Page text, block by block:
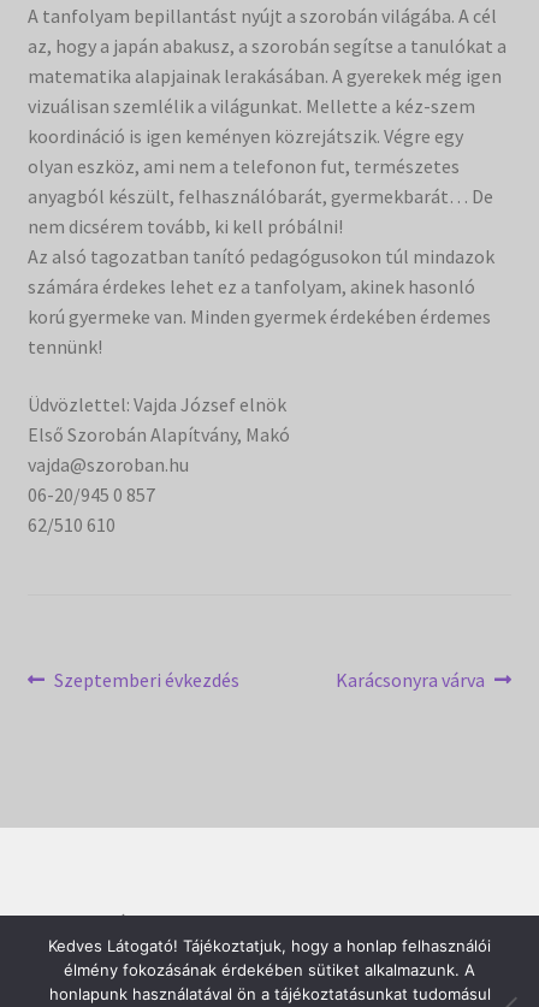
Vásár
A tanfolyam bepillantást nyújt a szorobán világába. A cél
az, hogy a japán abakusz, a szorobán segítse a tanulókat a
matematika alapjainak lerakásában. A gyerekek még igen
vizuálisan szemlélik a világunkat. Mellette a kéz-szem
koordináció is igen keményen közrejátszik. Végre egy
olyan eszköz, ami nem a telefonon fut, természetes
anyagból készült, felhasználóbarát, gyermekbarát… De
nem dicsérem tovább, ki kell próbálni!
Az alsó tagozatban tanító pedagógusokon túl mindazok
számára érdekes lehet ez a tanfolyam, akinek hasonló
korú gyermeke van. Minden gyermek érdekében érdemes
tennünk!
Üdvözlettel: Vajda József elnök
Első Szorobán Alapítvány, Makó
vajda@szoroban.hu
06-20/945 0 857
62/510 610
Bejegyzés
Previous
Szeptemberi évkezdés
Next
Karácsonyra várva
© SZOROBÁN 2026
Built with WooCommerce.
Kedves Látogató! Tájékoztatjuk, hogy a honlap felhasználói
élmény fokozásának érdekében sütiket alkalmazunk. A
honlapunk használatával ön a tájékoztatásunkat tudomásul